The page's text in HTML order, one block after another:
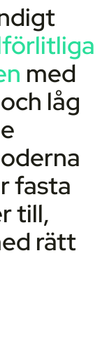
med
låg
fasta
till,
rätt